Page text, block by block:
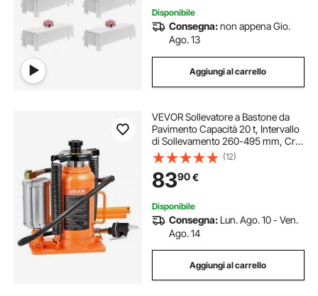
Disponibile
Consegna:non appena Gio.
Ago. 13
Aggiungi al carrello
VEVOR Sollevatore a Bastone da
Pavimento Capacità 20 t, Intervallo
di Sollevamento 260-495 mm, Cric
a Bottiglia Saldato per Impieghi
Gravosi Pneumatico o Manuale con
Pompa per SUV, Camion, Camper
(12)
8390€
Disponibile
Consegna: Lun. Ago. 10 - Ven.
Ago. 14
Aggiungi al carrello